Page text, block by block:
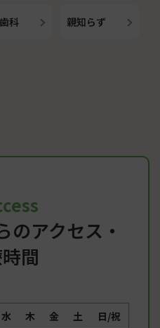
科 親知らず
のアクセス・
間
水 木 金 土 日/祝